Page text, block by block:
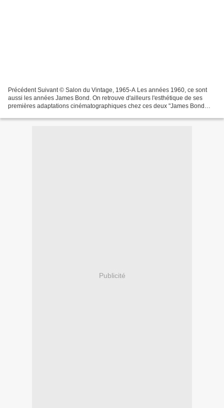
Précédent Suivant © Salon du Vintage, 1965-A Les années 1960, ce sont
aussi les années James Bond. On retrouve d'ailleurs l'esthétique de ses
premières adaptations cinématographiques chez ces deux "James Bond
Publicité